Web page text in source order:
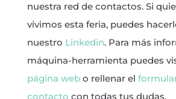
nuestra red de contactos. Si
vivimos esta feria, puedes
nuestro Linkedin. Para más
máquina-herramienta puedes
página webo rellenar el
contacto con todas tus dudas.